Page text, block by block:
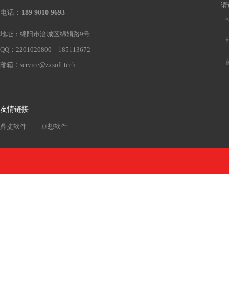
电话： 189 9010 9693
地址：绵阳市涪城区绵娟路9号
QQ：2201020800｜185113672
邮箱： service@zxsoft.tech
请
友情链接
鼎捷软件 卓想软件